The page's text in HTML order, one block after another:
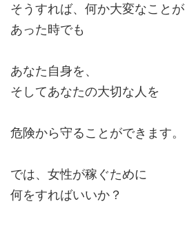
そうすれば、何か大変なことが
あった時でも
あなた自身を、
そしてあなたの大切な人を
危険から守ることができます。
では、女性が稼ぐために
何をすればいいか？